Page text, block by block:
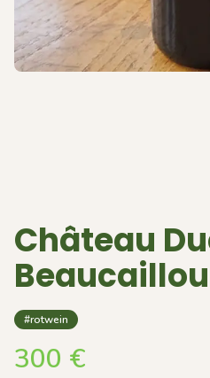
Château
Beaucaillou
#rotwein
300 €